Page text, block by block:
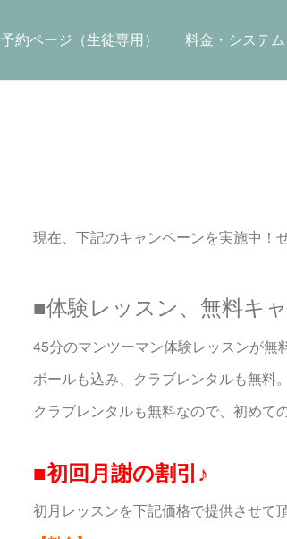
予約ページ（生徒専用） 料金・システム
現在、下記のキャンペーンを実施中！
■体験レッスン、無料キ
45分のマンツーマン体験レッスンが無
ボールも込み、クラブレンタルも無料。
クラブレンタルも無料なので、初めて